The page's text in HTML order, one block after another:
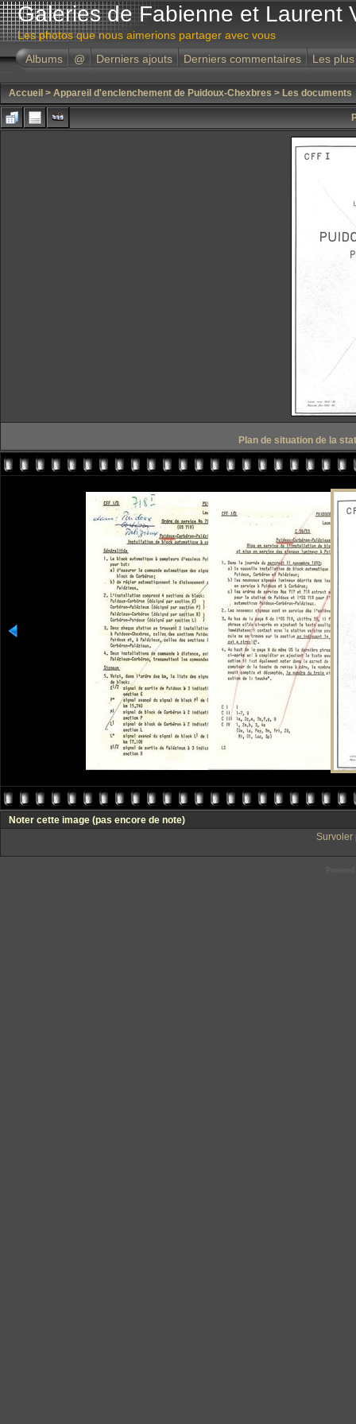
Galeries de Fabienne et Laurent
Les photos que nous aimerions partager avec vous
Albums
@ Derniers ajouts Derniers commentaires Les
Accueil > Appareil d'enclenchement de Puidoux-Chexbres > Les documents
Plan de situation de la
Noter cette image (pas encore de note)
Survoler